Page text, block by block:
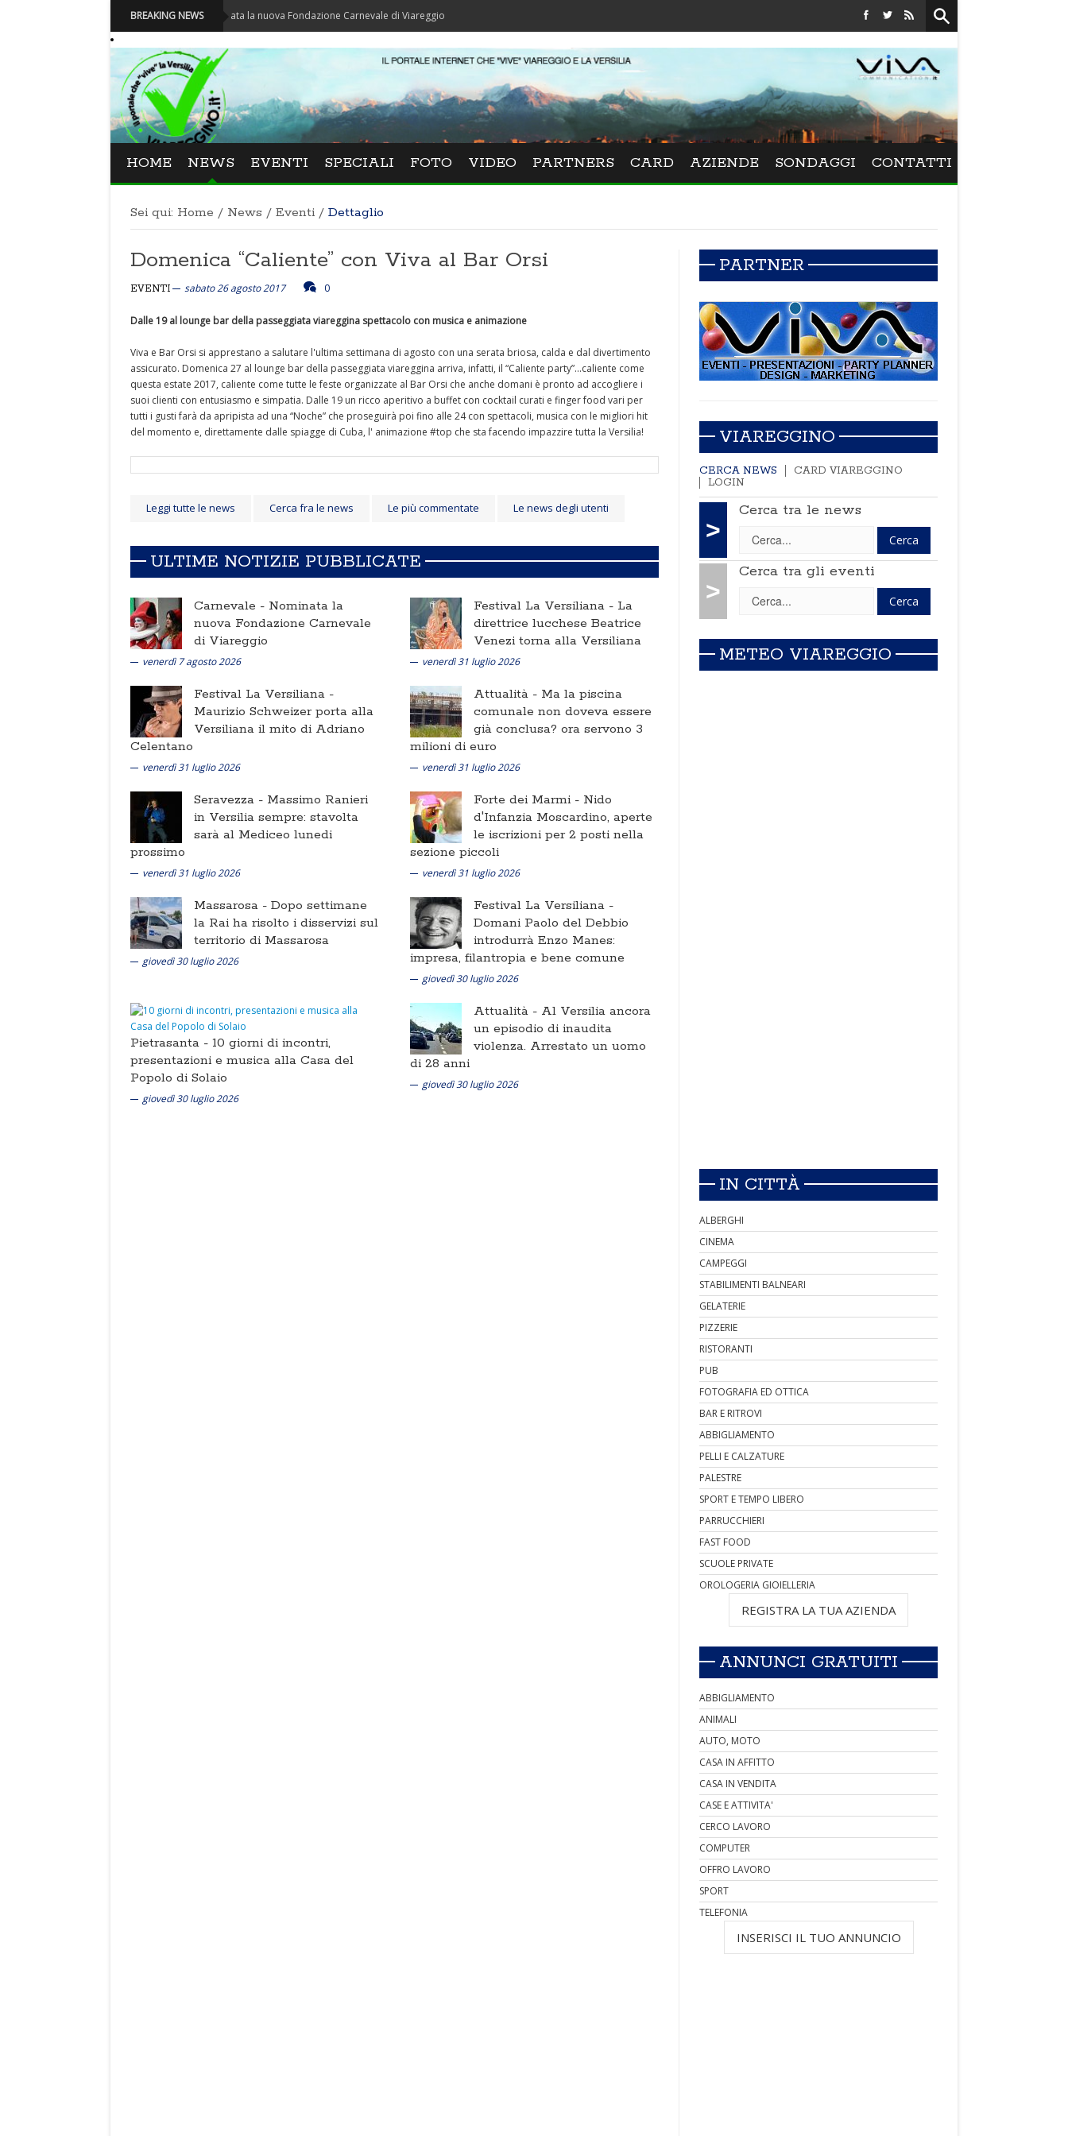
BREAKING NEWS
Carnevale - Nominata la nuova Fondazione Carnevale di Viareggio Festival La Versiliana - La direttrice lucchese Beatrice
HOME NEWS EVENTI SPECIALI FOTO VIDEO PARTNERS CARD AZIENDE SONDAGGI CONTATTI
Sei qui: Home / News / Eventi / Dettaglio
Domenica “Caliente” con Viva al Bar Orsi
EVENTI sabato 26 agosto 2017 0
Dalle 19 al lounge bar della passeggiata viareggina spettacolo con musica e animazione
Viva e Bar Orsi si apprestano a salutare l'ultima settimana di agosto con una serata briosa, calda e dal divertimento
assicurato. Domenica 27 al lounge bar della passeggiata viareggina arriva, infatti, il “Caliente party”...caliente come
questa estate 2017, caliente come tutte le feste organizzate al Bar Orsi che anche domani è pronto ad accogliere i
suoi clienti con entusiasmo e simpatia. Dalle 19 un ricco aperitivo a buffet con cocktail curati e finger food vari per
tutti i gusti farà da apripista ad una “Noche” che proseguirà poi fino alle 24 con spettacoli, musica con le migliori hit
del momento e, direttamente dalle spiagge di Cuba, l' animazione #top che sta facendo impazzire tutta la Versilia!
Leggi tutte le news Cerca fra le news Le più commentate Le news degli utenti
ULTIME NOTIZIE PUBBLICATE
Carnevale - Nominata la
nuova Fondazione Carnevale
di Viareggio
venerdì 7 agosto 2026
Festival La Versiliana - La
direttrice lucchese Beatrice
Venezi torna alla Versiliana
venerdì 31 luglio 2026
Festival La Versiliana -
Maurizio Schweizer porta alla
Versiliana il mito di Adriano
Celentano
venerdì 31 luglio 2026
Attualità - Ma la piscina
comunale non doveva essere
già conclusa? ora servono 3
milioni di euro
venerdì 31 luglio 2026
Seravezza - Massimo Ranieri
in Versilia sempre: stavolta
sarà al Mediceo lunedi
prossimo
venerdì 31 luglio 2026
Forte dei Marmi - Nido
d'Infanzia Moscardino, aperte
le iscrizioni per 2 posti nella
sezione piccoli
venerdì 31 luglio 2026
Massarosa - Dopo settimane
la Rai ha risolto i disservizi sul
territorio di Massarosa
giovedì 30 luglio 2026
Festival La Versiliana -
Domani Paolo del Debbio
introdurrà Enzo Manes:
impresa, filantropia e bene comune
giovedì 30 luglio 2026
Pietrasanta - 10 giorni di incontri,
presentazioni e musica alla Casa del
Popolo di Solaio
giovedì 30 luglio 2026
Attualità - Al Versilia ancora
un episodio di inaudita
violenza. Arrestato un uomo
di 28 anni
giovedì 30 luglio 2026
PARTNER
VIAREGGINO
CERCA NEWS
CARD VIAREGGINO
LOGIN
>
Cerca tra le news
>
Cerca tra gli eventi
METEO VIAREGGIO
IN CITTÀ
ALBERGHI
CINEMA
CAMPEGGI
STABILIMENTI BALNEARI
GELATERIE
PIZZERIE
RISTORANTI
PUB
FOTOGRAFIA ED OTTICA
BAR E RITROVI
ABBIGLIAMENTO
PELLI E CALZATURE
PALESTRE
SPORT E TEMPO LIBERO
PARRUCCHIERI
FAST FOOD
SCUOLE PRIVATE
OROLOGERIA GIOIELLERIA
REGISTRA LA TUA AZIENDA
ANNUNCI GRATUITI
ABBIGLIAMENTO
ANIMALI
AUTO, MOTO
CASA IN AFFITTO
CASA IN VENDITA
CASE E ATTIVITA'
CERCO LAVORO
COMPUTER
OFFRO LAVORO
SPORT
TELEFONIA
INSERISCI IL TUO ANNUNCIO